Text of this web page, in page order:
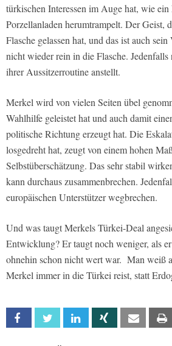
türkischen Interessen im Auge hat, wie
Porzellanladen herumtrampelt. Der Geist,
Flasche gelassen hat, und das ist auch
nicht wieder rein in die Flasche.
ihrer Aussitzerroutine anstellt.
Merkel wird von vielen Seiten übel
Wahlhilfe geleistet hat und auch damit
politische Richtung erzeugt hat. Die
losgedreht hat, zeugt von einem hohen
Selbstüberschätzung. Das sehr stabil
kann durchaus zusammenbrechen.
europäischen Unterstützer wegbrechen.
Und was taugt Merkels Türkei-Deal
Entwicklung? Er taugt noch weniger, als
ohnehin schon nicht wert war. Man weiß
Merkel immer in die Türkei reist, statt
Facebook Twitter Linkedin Xing Email